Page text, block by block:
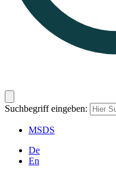
Suchbegriff eingeben:
MSDS
De
En